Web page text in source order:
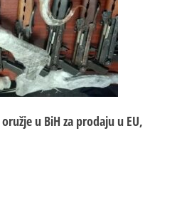
u BiH za prodaju u EU,